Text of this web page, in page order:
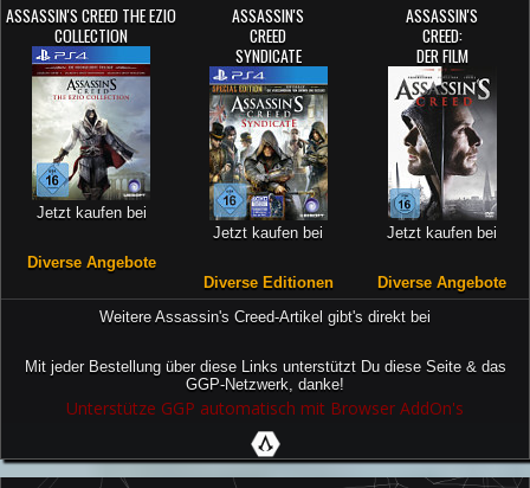
ASSASSIN'S CREED THE EZIO
COLLECTION
Jetzt kaufen bei
Diverse Angebote
ASSASSIN'S
CREED
SYNDICATE
Jetzt kaufen bei
Diverse Editionen
ASSASSIN'S
CREED:
DER FILM
Jetzt kaufen bei
Diverse Angebote
Weitere Assassin's Creed-Artikel gibt's direkt bei
Mit jeder Bestellung über diese Links unterstützt Du diese Seite & das
GGP-Netzwerk, danke!
Unterstütze GGP automatisch mit Browser AddOn's